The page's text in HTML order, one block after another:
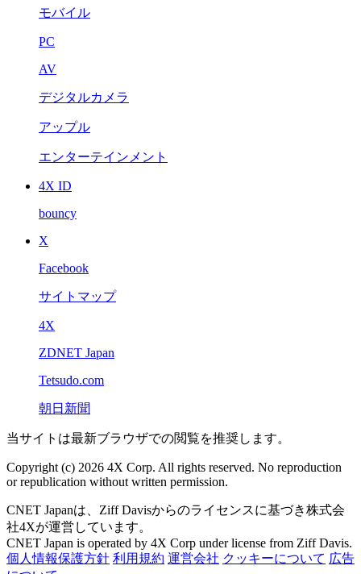
モバイル
PC
AV
デジタルカメラ
アップル
エンターテインメント
4X ID
bouncy
X
Facebook
サイトマップ
4X
ZDNET Japan
Tetsudo.com
朝日新聞
当サイトは最新ブラウザでの閲覧を推奨します。
Copyright (c) 2026 4X Corp. All rights reserved. No reproduction
or republication without written permission.
CNET Japanは、Ziff Davisからのライセンスに基づき株式会
社4Xが運営しています。
CNET Japan is operated by 4X Corp under license from Ziff Davis.
個人情報保護方針 利用規約 運営会社 クッキーについて 広告